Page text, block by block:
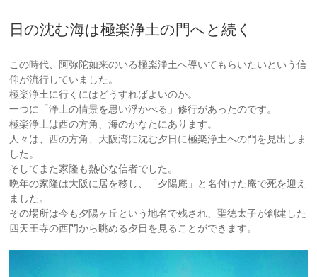
日の沈む海は極楽浄土の門へと続く
この時代、阿弥陀如来のいる極楽浄土へ導いてもらいたいという信
仰が流行していました。
極楽浄土に行くにはどうすればよいのか。
一つに「浄土の情景を思い浮かべる」修行があったのです。
極楽浄土は西の方角、海のかなたにあります。
人々は、西の方角、大阪湾に沈む夕日に極楽浄土への門を見出しま
した。
そしてまた家隆も熱心な信者でした。
晩年の家隆は大阪に居を移し、「夕陽庵」と名付けた庵で死を迎え
ました。
その場所は今も夕陽ヶ丘という地名で残され、聖徳太子が創建した
四天王寺の西門から眺める夕日を見ることができます。